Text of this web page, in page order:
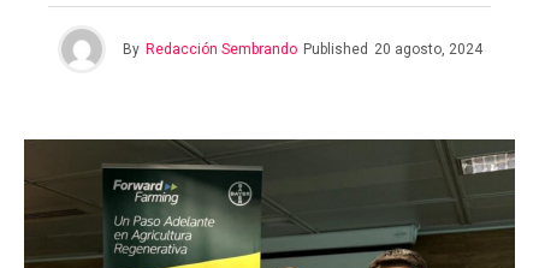
By Redacción Sembrando Published 20 agosto, 2024